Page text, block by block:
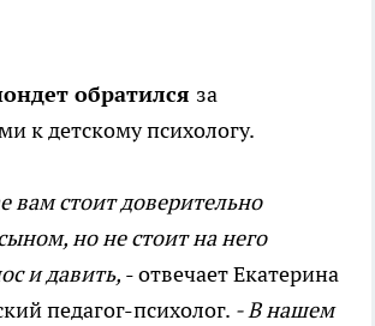
обратился за
к детскому психологу.
вам стоит доверительно
но не стоит на него
и давить, - отвечает Екатерина
педагог-психолог. - В нашем